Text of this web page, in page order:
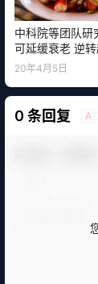
中科院等团队研
可延缓衰老 逆
胞
20年4月5日
0 条回复 A